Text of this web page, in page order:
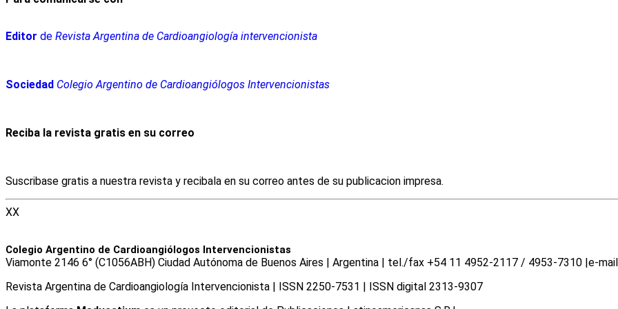
Editor de Revista Argentina de Cardioangiología intervencionista
Sociedad Colegio Argentino de Cardioangiólogos Intervencionistas
Reciba la revista gratis en su correo
Suscribase gratis a nuestra revista y recibala en su correo antes de su publicacion impresa.
XX
Colegio Argentino de Cardioangiólogos Intervencionistas
Viamonte 2146 6° (C1056ABH) Ciudad Autónoma de Buenos Aires | Argentina | tel./fax +54 11 4952-2117 / 4953-7310 |e-
Revista Argentina de Cardioangiologí­a Intervencionista | ISSN 2250-7531 | ISSN digital 2313-9307